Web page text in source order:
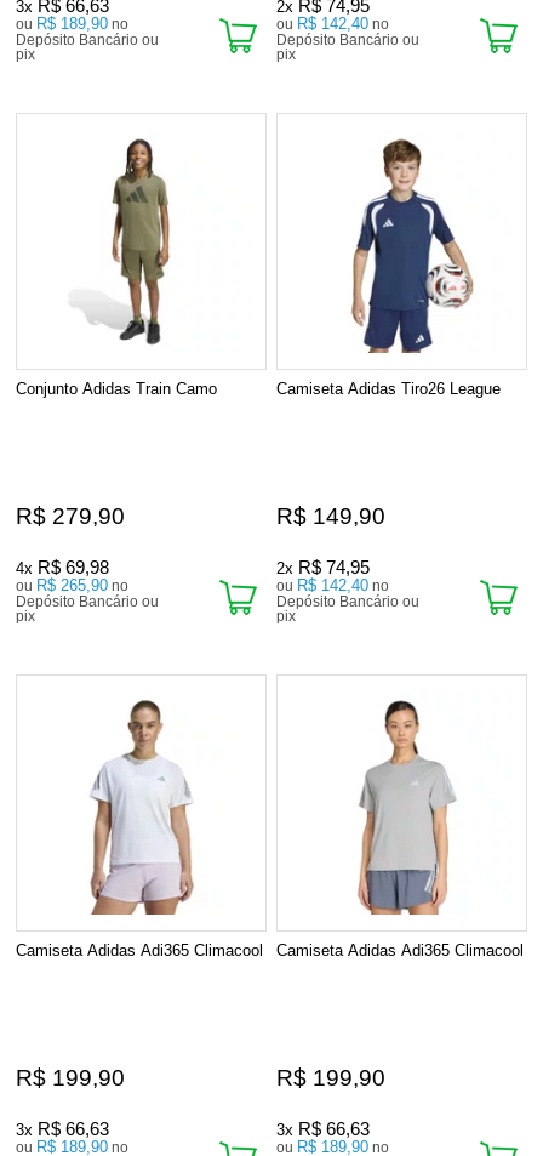
3x R$ 66,63
ou R$ 189,90 no
Depósito Bancário ou
pix
2x R$ 74,95
ou R$ 142,40 no
Depósito Bancário ou
pix
Conjunto Adidas Train Camo
R$ 279,90
4x R$ 69,98
ou R$ 265,90 no
Depósito Bancário ou
pix
Camiseta Adidas Tiro26 League
R$ 149,90
2x R$ 74,95
ou R$ 142,40 no
Depósito Bancário ou
pix
Camiseta Adidas Adi365 Climacool
R$ 199,90
3x R$ 66,63
ou R$ 189,90 no
Camiseta Adidas Adi365 Climacool
R$ 199,90
3x R$ 66,63
ou R$ 189,90 no